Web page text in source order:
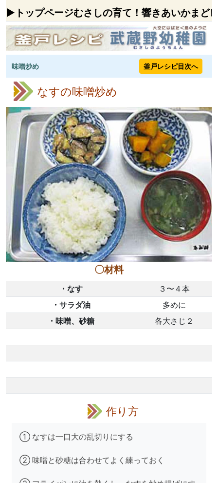
▶トップページむさしの育て！響きあいかまど
味噌炒め 釜戸レシピ目次へ
なすの味噌炒め
〇材料
・ なす
３〜４本
・ サラダ油
多めに
・ 味噌、砂糖 各大さじ２
作り方
① なすは一口大の乱切りにする
② 味噌と砂糖は合わせてよく練っておく